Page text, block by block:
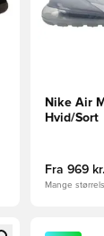
Nike Air
Hvid/Sort
Fra 969 kr.
Mange